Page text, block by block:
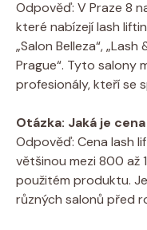
Odpověď: V Praze 8
které nabízejí lash
„Salon Belleza“,
Prague“. Tyto salony
profesionály, kteří se
Otázka: Jaká je
Odpověď: Cena lash
většinou mezi 800 až
⁤použitém produktu.
různých salonů před